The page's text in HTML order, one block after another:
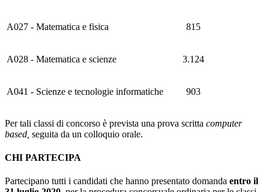
A027 - Matematica e fisica 815
A028 - Matematica e scienze 3.124
A041 - Scienze e tecnologie informatiche 903
Per tali classi di concorso è prevista una prova scritta computer
based, seguita da un colloquio orale.
CHI PARTECIPA
Partecipano tutti i candidati che hanno presentato domanda entro il